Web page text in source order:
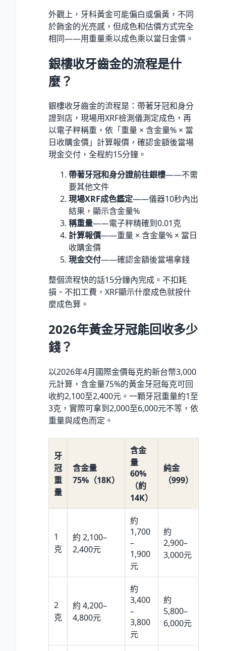
外觀上，牙科黃金可能偏白或偏黃，不同
於飾金的光亮感，但成色和估價方式完全
相同——用重量乘以成色乘以當日金價。
銀樓收牙齒金的流程是什
麼？
銀樓收牙齒金的流程是：帶著牙冠和身分
證到店，現場用XRF檢測儀測定成色，再
以電子秤稱重，依「重量 × 含金量% × 當
日收購金價」計算報價，確認金額後當場
現金交付，全程約15分鐘。
帶著牙冠和身分證前往銀樓——不需
要其他文件
現場XRF成色鑑定——儀器10秒內出
結果，顯示含金量%
稱重量——電子秤精確到0.01克
計算報價——重量 × 含金量% × 當日
收購金價
現金交付——確認金額後當場拿錢
整個流程快的話15分鐘內完成。不扣耗
損、不扣工費，XRF顯示什麼成色就按什
麼成色算。
2026年黃金牙冠能回收多少
錢？
以2026年4月國際金價每克約新台幣3,000
元計算，含金量75%的黃金牙冠每克可回
收約2,100至2,400元。一顆牙冠重量約1至
3克，實際可拿到2,000至6,000元不等，依
重量與成色而定。
牙
冠
重
量
含金量
75%（18K）
含金
量
60%
（約
14K）
純金
（999）
1
克
約 2,100–
2,400元
約
1,700
–
1,900
元
約
2,900–
3,000元
2
克
約 4,200–
4,800元
約
3,400
–
3,800
元
約
5,800–
6,000元